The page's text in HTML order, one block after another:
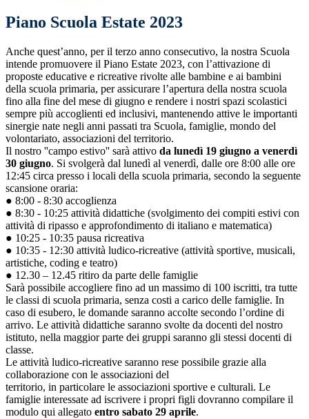
Piano Scuola Estate 2023
Anche quest’anno, per il terzo anno consecutivo, la nostra Scuola
intende promuovere il Piano Estate 2023, con l’attivazione di
proposte educative e ricreative rivolte alle bambine e ai bambini
della scuola primaria, per assicurare l’apertura della nostra scuola
fino alla fine del mese di giugno e rendere i nostri spazi scolastici
sempre più accoglienti ed inclusivi, mantenendo attive le importanti
sinergie nate negli anni passati tra Scuola, famiglie, mondo del
volontariato, associazioni del territorio.
Il nostro ''campo estivo'' sarà attivo da lunedì 19 giugno a venerdì
30 giugno. Si svolgerà dal lunedì al venerdì, dalle ore 8:00 alle ore
12:45 circa presso i locali della scuola primaria, secondo la seguente
scansione oraria:
● 8:00 - 8:30 accoglienza
● 8:30 - 10:25 attività didattiche (svolgimento dei compiti estivi con
attività di ripasso e approfondimento di italiano e matematica)
● 10:25 - 10:35 pausa ricreativa
● 10:35 - 12:30 attività ludico-ricreative (attività sportive, musicali,
artistiche, coding e teatro)
● 12.30 – 12.45 ritiro da parte delle famiglie
Sarà possibile accogliere fino ad un massimo di 100 iscritti, tra tutte
le classi di scuola primaria, senza costi a carico delle famiglie. In
caso di esubero, le domande saranno accolte secondo l’ordine di
arrivo. Le attività didattiche saranno svolte da docenti del nostro
istituto, nella maggior parte dei gruppi saranno gli stessi docenti di
classe.
Le attività ludico-ricreative saranno rese possibile grazie alla
collaborazione con le associazioni del
territorio, in particolare le associazioni sportive e culturali. Le
famiglie interessate ad iscrivere i propri figli dovranno compilare il
modulo qui allegato entro sabato 29 aprile.